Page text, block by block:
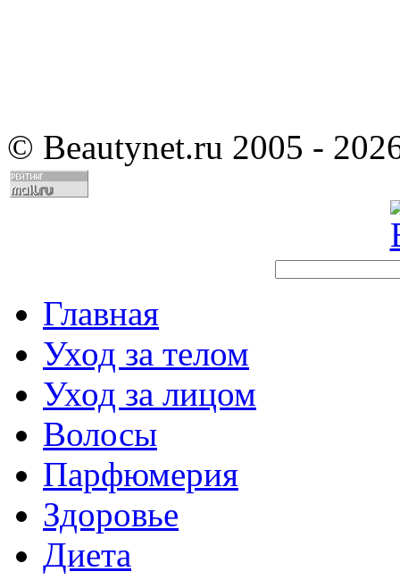
© Beautynet.ru 2005 -
Главная
Уход за телом
Уход за лицом
Волосы
Парфюмерия
Здоровье
Диета